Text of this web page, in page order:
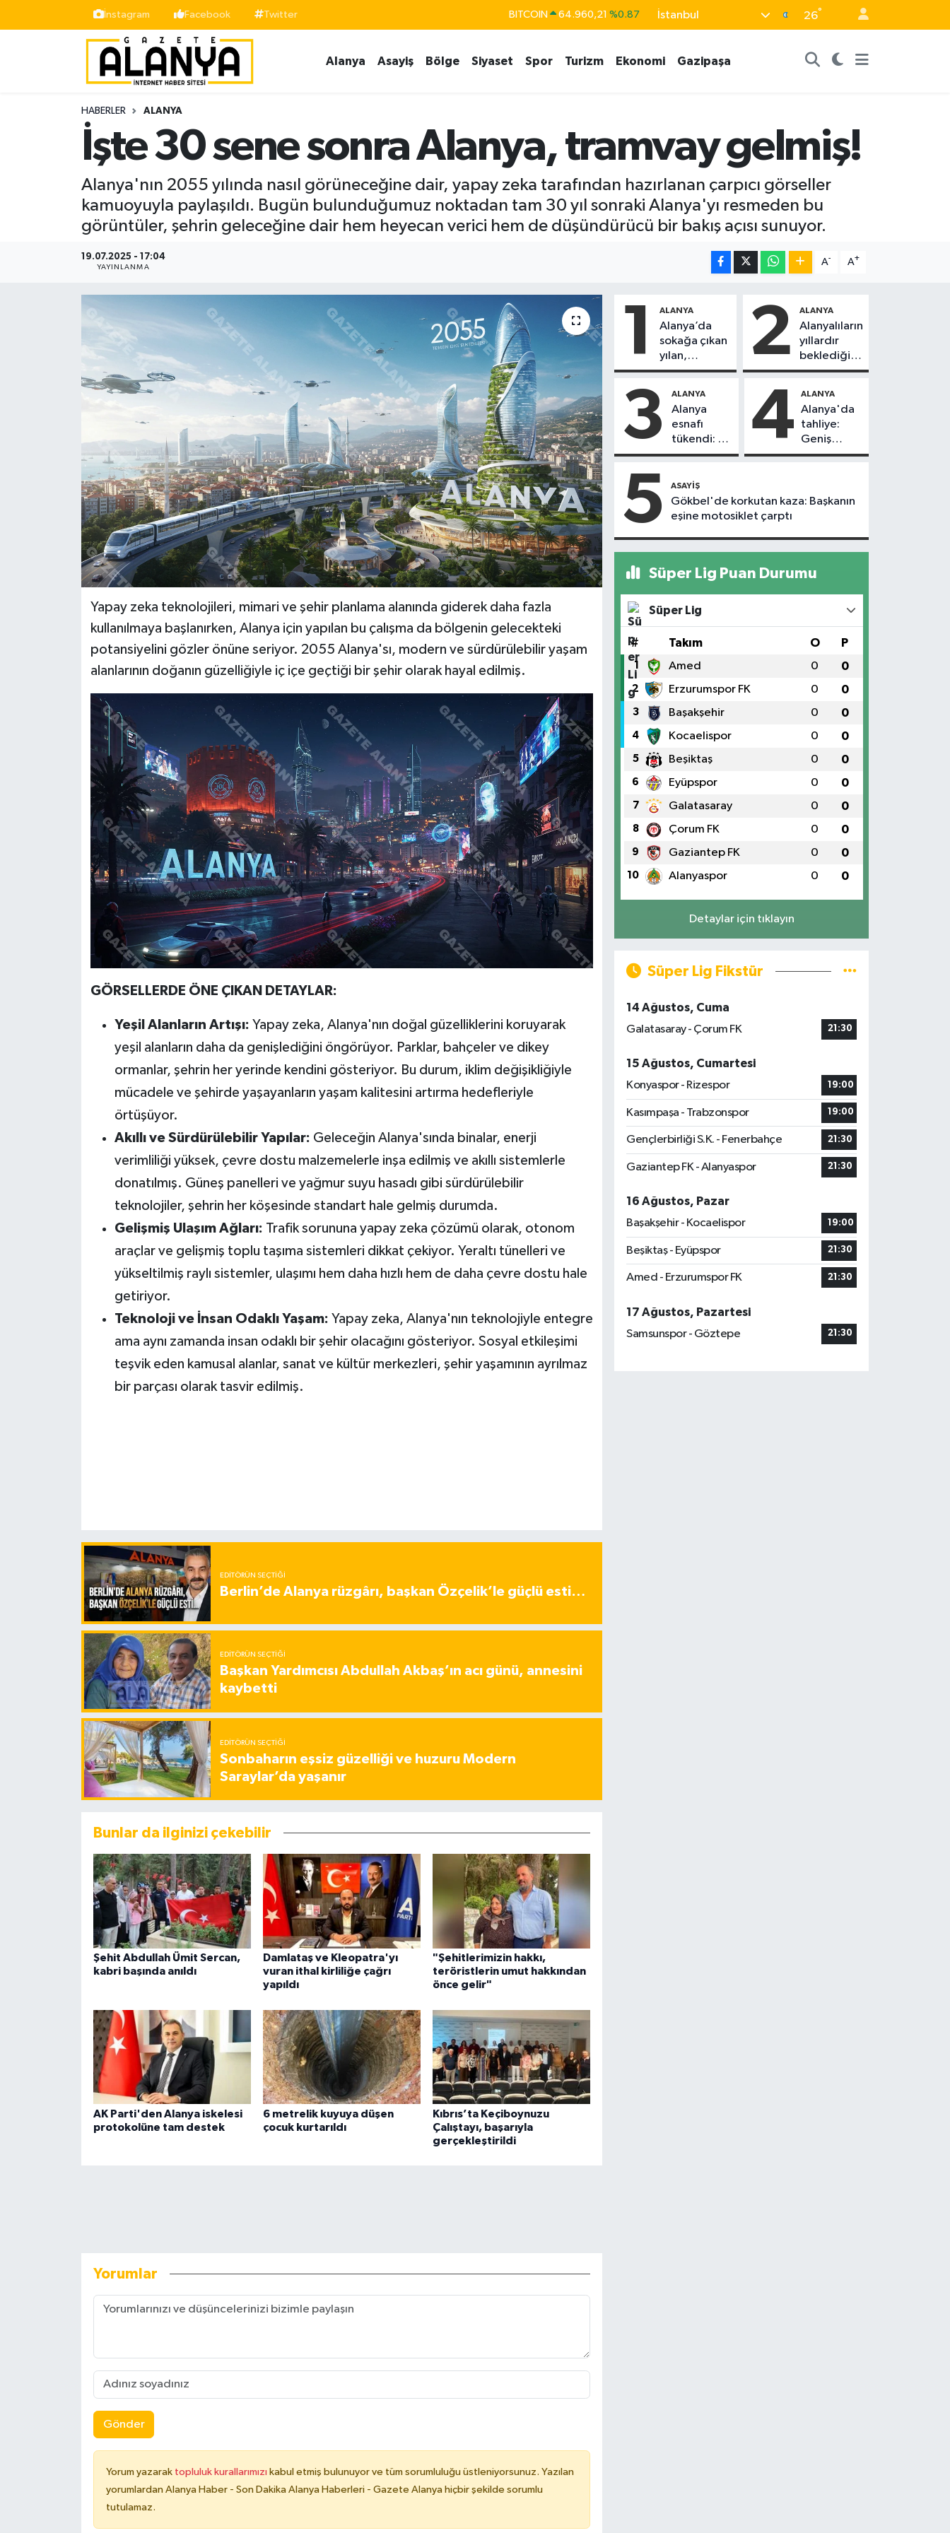
İnstagram Facebook Twitter DOLAR 47,7436 %0.18
STERLİN 64,4811 %0.38
BITCOIN 64.960,21 %0.87
İstanbul 26°
Alanya Asayiş Bölge Siyaset Spor Turizm Ekonomi Gazipaşa
HABERLER ALANYA
İşte 30 sene sonra Alanya, tramvay gelmiş!
Alanya'nın 2055 yılında nasıl görüneceğine dair, yapay zeka tarafından hazırlanan çarpıcı görseller
kamuoyuyla paylaşıldı. Bugün bulunduğumuz noktadan tam 30 yıl sonraki Alanya'yı resmeden bu
görüntüler, şehrin geleceğine dair hem heyecan verici hem de düşündürücü bir bakış açısı sunuyor.
19.07.2025 - 17:04
YAYINLANMA
A- A+
Yapay zeka teknolojileri, mimari ve şehir planlama alanında giderek daha fazla
kullanılmaya başlanırken, Alanya için yapılan bu çalışma da bölgenin gelecekteki
potansiyelini gözler önüne seriyor. 2055 Alanya'sı, modern ve sürdürülebilir yaşam
alanlarının doğanın güzelliğiyle iç içe geçtiği bir şehir olarak hayal edilmiş.
GÖRSELLERDE ÖNE ÇIKAN DETAYLAR:
Yeşil Alanların Artışı: Yapay zeka, Alanya'nın doğal güzelliklerini koruyarak
yeşil alanların daha da genişlediğini öngörüyor. Parklar, bahçeler ve dikey
ormanlar, şehrin her yerinde kendini gösteriyor. Bu durum, iklim değişikliğiyle
mücadele ve şehirde yaşayanların yaşam kalitesini artırma hedefleriyle
örtüşüyor.
Akıllı ve Sürdürülebilir Yapılar: Geleceğin Alanya'sında binalar, enerji
verimliliği yüksek, çevre dostu malzemelerle inşa edilmiş ve akıllı sistemlerle
donatılmış. Güneş panelleri ve yağmur suyu hasadı gibi sürdürülebilir
teknolojiler, şehrin her köşesinde standart hale gelmiş durumda.
Gelişmiş Ulaşım Ağları: Trafik sorununa yapay zeka çözümü olarak, otonom
araçlar ve gelişmiş toplu taşıma sistemleri dikkat çekiyor. Yeraltı tünelleri ve
yükseltilmiş raylı sistemler, ulaşımı hem daha hızlı hem de daha çevre dostu hale
getiriyor.
Teknoloji ve İnsan Odaklı Yaşam: Yapay zeka, Alanya'nın teknolojiyle entegre
ama aynı zamanda insan odaklı bir şehir olacağını gösteriyor. Sosyal etkileşimi
teşvik eden kamusal alanlar, sanat ve kültür merkezleri, şehir yaşamının ayrılmaz
bir parçası olarak tasvir edilmiş.
EDITÖRÜN SEÇTIĞI
Berlin’de Alanya rüzgârı, başkan Özçelik’le güçlü esti…
EDITÖRÜN SEÇTIĞI
Başkan Yardımcısı Abdullah Akbaş’ın acı günü, annesini
kaybetti
EDITÖRÜN SEÇTIĞI
Sonbaharın eşsiz güzelliği ve huzuru Modern
Saraylar’da yaşanır
Bunlar da ilginizi çekebilir
Şehit Abdullah Ümit Sercan,
kabri başında anıldı
Damlataş ve Kleopatra'yı
vuran ithal kirliliğe çağrı
yapıldı
"Şehitlerimizin hakkı,
teröristlerin umut hakkından
önce gelir"
AK Parti'den Alanya iskelesi
protokolüne tam destek
6 metrelik kuyuya düşen
çocuk kurtarıldı
Kıbrıs’ta Keçiboynuzu
Çalıştayı, başarıyla
gerçekleştirildi
Yorumlar
Gönder
Yorum yazarak topluluk kurallarımızı kabul etmiş bulunuyor ve tüm sorumluluğu üstleniyorsunuz. Yazılan
yorumlardan Alanya Haber - Son Dakika Alanya Haberleri - Gazete Alanya hiçbir şekilde sorumlu
tutulamaz.
1 ALANYA
Alanya’da
sokağa çıkan
yılan,
vatandaşı
2 ALANYA
Alanyalıların
yıllardır
beklediği
yol askıdan
3 ALANYA
Alanya
esnafı
tükendi: 1
ayda 150
kapandı
4 ALANYA
Alanya'da
tahliye:
Geniş
güvenlik
5 ASAYIŞ
Gökbel'de korkutan kaza: Başkanın
eşine motosiklet çarptı
Süper Lig Puan Durumu
Süper Lig
# Takım O P
1 Amed 0 0
2 Erzurumspor FK 0 0
3 Başakşehir 0 0
4 Kocaelispor 0 0
5 Beşiktaş 0 0
6 Eyüpspor 0 0
7 Galatasaray 0 0
8 Çorum FK 0 0
9 Gaziantep FK 0 0
10 Alanyaspor 0 0
Detaylar için tıklayın
Süper Lig Fikstür
14 Ağustos, Cuma
Galatasaray - Çorum FK
21:30
15 Ağustos, Cumartesi
Konyaspor - Rizespor
19:00
Kasımpaşa - Trabzonspor 19:00
Gençlerbirliği S.K. - Fenerbahçe 21:30
Gaziantep FK - Alanyaspor 21:30
16 Ağustos, Pazar
Başakşehir - Kocaelispor
19:00
Beşiktaş - Eyüpspor 21:30
Amed - Erzurumspor FK 21:30
17 Ağustos, Pazartesi
Samsunspor - Göztepe
21:30
Gazipaşa
İstanbul Nöbetçi Eczaneler
İstanbul Hava Durumu
İstanbul Trafik Yoğunluk Haritası
Süper Lig Puan Durumu ve Fikstür
Tüm Manşetler
Son Dakika Haberleri
Haber Arşivi